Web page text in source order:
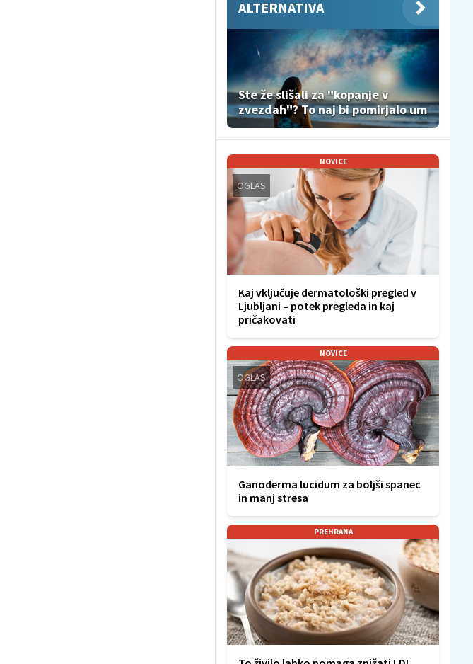
ALTERNATIVA
Ste že slišali za "kopanje v
zvezdah"? To naj bi pomirjalo um
NOVICE
OGLAS
Kaj vključuje dermatološki pregled v
Ljubljani – potek pregleda in kaj
pričakovati
NOVICE
OGLAS
Ganoderma lucidum za boljši spanec
in manj stresa
PREHRANA